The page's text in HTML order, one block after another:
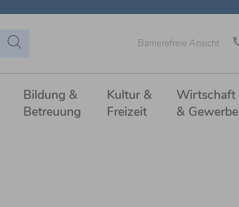
Barrierefreie Ansicht
Bildung &
Betreuung
Kultur &
Freizeit
Wirtschaft
& Gewerbe